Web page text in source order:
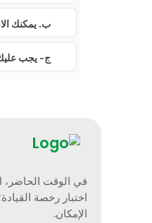
ب. يمكنك
ج- يجب
في الوقت الحاضر،
اختبار رخصة
الإمكان.